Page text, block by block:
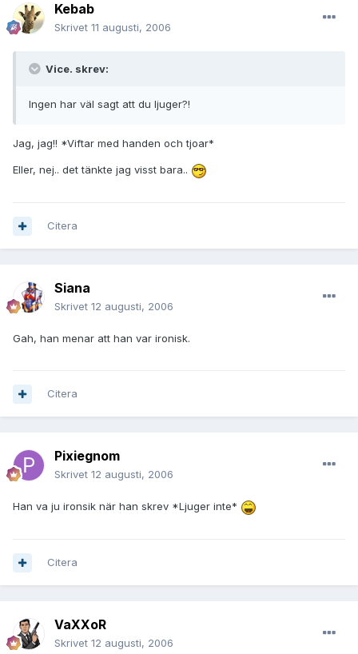
Kebab
Skrivet 11 augusti, 2006
Vice. skrev:
Ingen har väl sagt att du ljuger?!
Jag, jag!! *Viftar med handen och tjoar*
Eller, nej.. det tänkte jag visst bara..
Citera
Siana
Skrivet 12 augusti, 2006
Gah, han menar att han var ironisk.
Citera
Pixiegnom
Skrivet 12 augusti, 2006
Han va ju ironsik när han skrev *Ljuger inte*
Citera
VaXXoR
Skrivet 12 augusti, 2006